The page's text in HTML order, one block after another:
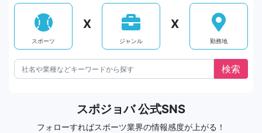
スポーツ
X
ジャンル
X
勤務地
スポジョバ 公式SNS
フォローすればスポーツ業界の情報感度が上がる！